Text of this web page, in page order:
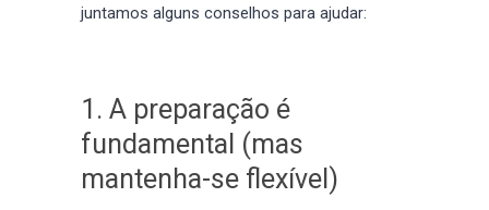
juntamos alguns conselhos para ajudar:
1. A preparação é
fundamental (mas
mantenha-se flexível)